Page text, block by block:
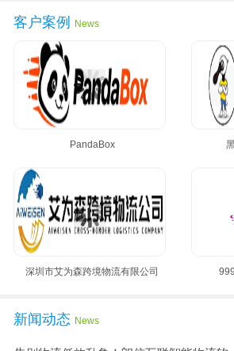
客户案例 News
PandaBox
深圳市艾为森跨境物流有限公司
新闻动态 News